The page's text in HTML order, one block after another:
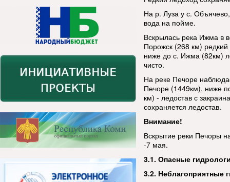
На р. Луза у с.
вода на пойме.
Вскрылась река Ижма в
Порожск (268 км)
ниже до с. Ижма (82км)
чисто.
На реке Печоре
Печоре (1449км), ниже
км) - ледостав с
сохраняется ледостав.
Внимание!
Вскрытие реки Печоры
-7 мая.
3.1. Опасные
3.2. Неблагоприятные